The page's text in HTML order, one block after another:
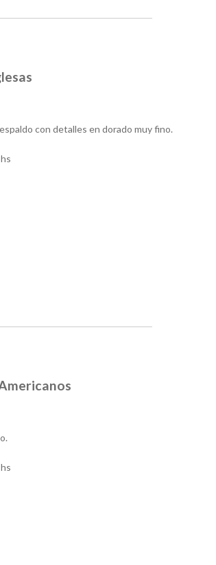
con detalles en dorado muy fino.